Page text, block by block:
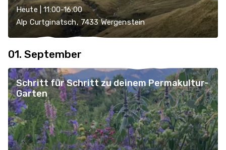
Heute | 11:00-16:00
Alp Curtginatsch, 7433 Wergenstein
01. September
Schritt für Schritt zu deinem Permakultur-
Garten